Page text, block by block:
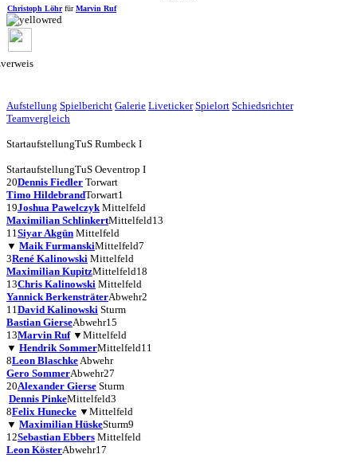
Christoph LöhrfürMarvin Ruf
Aufstellung Spielbericht Galerie Liveticker Spielort Schiedsrichter
Teamvergleich
StartaufstellungTuS Rumbeck I
StartaufstellungTuS Oeventrop I
20Dennis Fiedler Torwart
Timo HildebrandTorwart1
19Joshua Pawelczyk Mittelfeld
Maximilian SchlinkertMittelfeld13
11Siyar Akgün Mittelfeld
▼ Maik FurmanskiMittelfeld7
3René Kalinowski Mittelfeld
Maximilian KupitzMittelfeld18
13Chris Kalinowski Mittelfeld
Yannick BerkensträterAbwehr2
11David Kalinowski Sturm
Bastian GierseAbwehr15
13Marvin Ruf ▼ Mittelfeld
▼ Hendrik SommerMittelfeld11
8Leon BlaschkeAbwehr
Gero SommerAbwehr27
20Alexander Gierse Sturm
Dennis PinkeMittelfeld3
8Felix Hunecke ▼ Mittelfeld
▼ Maximilian HüskeSturm9
12Sebastian Ebbers Mittelfeld
Leon KösterAbwehr17